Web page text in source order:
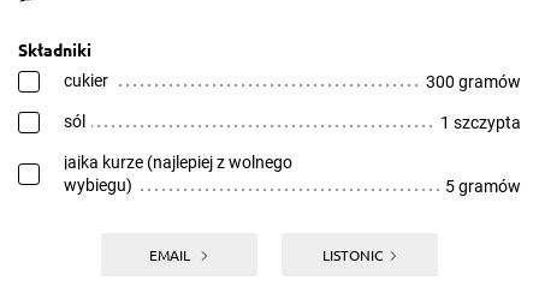
Składniki
cukier 300 gramów
sól 1 szczypta
jajka kurze (najlepiej z wolnego
wybiegu)
5 gramów
EMAIL LISTONIC